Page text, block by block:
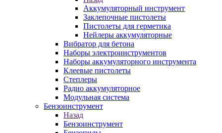
Аккумуляторный инструмент
Заклепочные пистолеты
Пистолеты для герметика
Нейлеры аккумуляторные
Вибратор для бетона
Наборы электроинструментов
Наборы аккумуляторного инструмента
Клеевые пистолеты
Степлеры
Радио аккумуляторное
Модульная система
Бензоинструмент
Назад
Бензоинструмент